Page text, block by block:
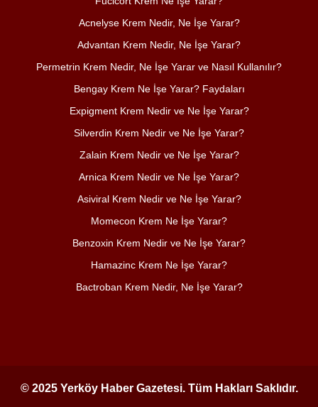
Acnelyse Krem Nedir, Ne İşe Yarar?
Advantan Krem Nedir, Ne İşe Yarar?
Permetrin Krem Nedir, Ne İşe Yarar ve Nasıl Kullanılır?
Bengay Krem Ne İşe Yarar? Faydaları
Expigment Krem Nedir ve Ne İşe Yarar?
Silverdin Krem Nedir ve Ne İşe Yarar?
Zalain Krem Nedir ve Ne İşe Yarar?
Arnica Krem Nedir ve Ne İşe Yarar?
Asiviral Krem Nedir ve Ne İşe Yarar?
Momecon Krem Ne İşe Yarar?
Benzoxin Krem Nedir ve Ne İşe Yarar?
Hamazinc Krem Ne İşe Yarar?
Bactroban Krem Nedir, Ne İşe Yarar?
© 2025 Yerköy Haber Gazetesi. Tüm Hakları Saklıdır.